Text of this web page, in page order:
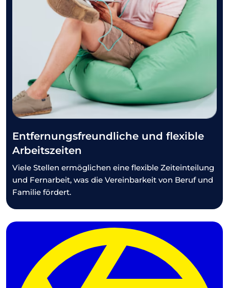
Entfernungsfreundliche und flexible
Arbeitszeiten
Viele Stellen ermöglichen eine flexible Zeiteinteilung
und Fernarbeit, was die Vereinbarkeit von Beruf und
Familie fördert.